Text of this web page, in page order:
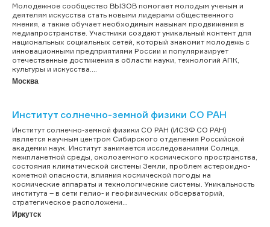
Молодежное сообщество ВЫЗОВ помогает молодым ученым и
деятелям искусства стать новыми лидерами общественного
мнения, а также обучает необходимым навыкам продвижения в
медиапространстве. Участники создают уникальный контент для
национальных социальных сетей, который знакомит молодежь с
инновационными предприятиями России и популяризирует
отечественные достижения в области науки, технологий АПК,
культуры и искусства....
Москва
Институт солнечно-земной физики СО РАН
Институт солнечно-земной физики СО РАН (ИСЗФ СО РАН)
является научным центром Сибирского отделения Российской
академии наук. Институт занимается исследованиями Солнца,
межпланетной среды, околоземного космического пространства,
состояния климатической системы Земли, проблем астероидно-
кометной опасности, влияния космической погоды на
космические аппараты и технологические системы. Уникальность
института – в сети гелио- и геофизических обсерваторий,
стратегическое расположени...
Иркутск